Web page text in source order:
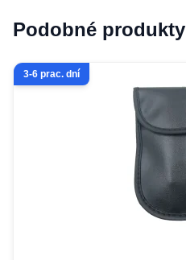
Podobné produkty
3-6 prac. dní